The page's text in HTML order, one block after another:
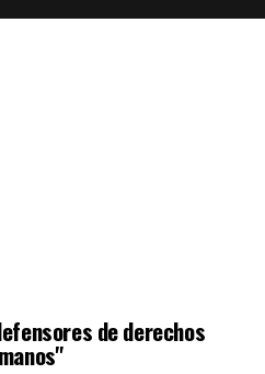
de derechos